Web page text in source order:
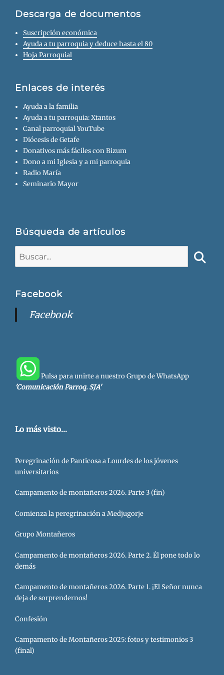
Descarga de documentos
Suscripción económica
Ayuda a tu parroquia y deduce hasta el 80
Hoja Parroquial
Enlaces de interés
Ayuda a la familia
Ayuda a tu parroquia: Xtantos
Canal parroquial YouTube
Diócesis de Getafe
Donativos más fáciles con Bizum
Dono a mi Iglesia y a mi parroquia
Radio María
Seminario Mayor
Búsqueda de artículos
Facebook
Facebook
Pulsa para unirte a nuestro Grupo de WhatsApp
'Comunicación Parroq. SJA'
Lo más visto...
Peregrinación de Panticosa a Lourdes de los jóvenes
universitarios
Campamento de montañeros 2026. Parte 3 (fin)
Comienza la peregrinación a Medjugorje
Grupo Montañeros
Campamento de montañeros 2026. Parte 2. Él pone todo lo
demás
Campamento de montañeros 2026. Parte 1. ¡El Señor nunca
deja de sorprendernos!
Confesión
Campamento de Montañeros 2025: fotos y testimonios 3
(final)